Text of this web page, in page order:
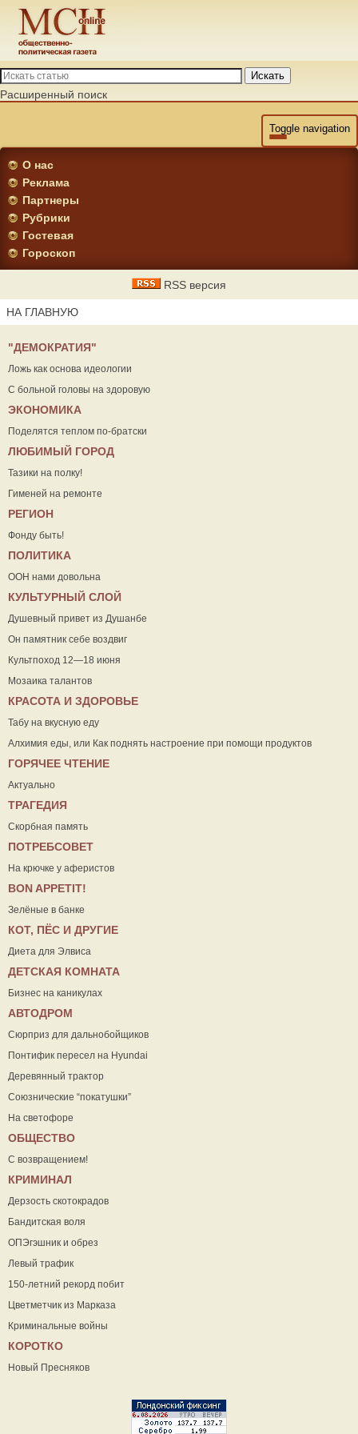
Искать
Расширенный поиск
Toggle navigation
О нас
Реклама
Партнеры
Рубрики
Гостевая
Гороскоп
RSS версия
НА ГЛАВНУЮ
"ДЕМОКРАТИЯ"
Ложь как основа идеологии
С больной головы на здоровую
ЭКОНОМИКА
Поделятся теплом по-братски
ЛЮБИМЫЙ ГОРОД
Тазики на полку!
Гименей на ремонте
РЕГИОН
Фонду быть!
ПОЛИТИКА
ООН нами довольна
КУЛЬТУРНЫЙ СЛОЙ
Душевный привет из Душанбе
Он памятник себе воздвиг
Культпоход 12—18 июня
Мозаика талантов
КРАСОТА И ЗДОРОВЬЕ
Табу на вкусную еду
Алхимия еды, или Как поднять настроение при помощи продуктов
ГОРЯЧЕЕ ЧТЕНИЕ
Актуально
ТРАГЕДИЯ
Скорбная память
ПОТРЕБСОВЕТ
На крючке у аферистов
ВON APPETIT!
Зелёные в банке
КОТ, ПЁС И ДРУГИЕ
Диета для Элвиса
ДЕТСКАЯ КОМНАТА
Бизнес на каникулах
АВТОДРОМ
Сюрприз для дальнобойщиков
Понтифик пересел на Hyundai
Деревянный трактор
Союзнические “покатушки”
На светофоре
ОБЩЕСТВО
С возвращением!
КРИМИНАЛ
Дерзость скотокрадов
Бандитская воля
ОПЭгэшник и обрез
Левый трафик
150-летний рекорд побит
Цветметчик из Марказа
Криминальные войны
КОРОТКО
Новый Пресняков